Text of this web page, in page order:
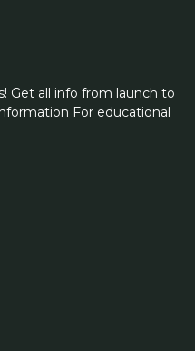
Get all info from launch to
For educational